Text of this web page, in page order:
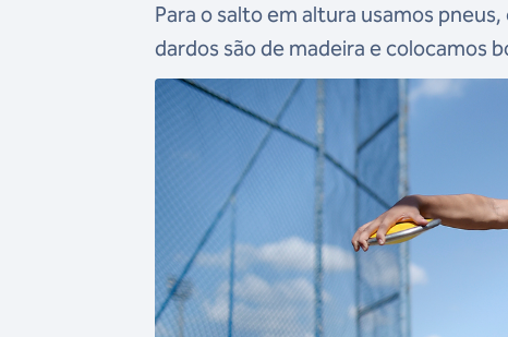
Para o salto em altura usamos
dardos são de madeira e colocamos